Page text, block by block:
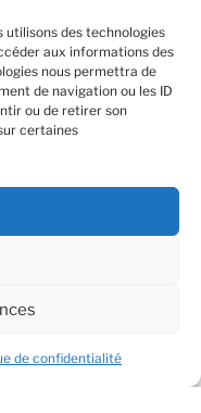
utilisons des technologies
aux informations des
nous permettra de
de navigation ou les ID
ou de retirer son
certaines
de confidentialité
<<<